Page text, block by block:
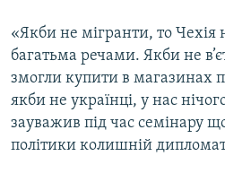
«Якби не мігранти, то Чехія
багатьма речами. Якби не
змогли купити в магазинах
якби не українці, у нас
зауважив під час семінару
політики колишній